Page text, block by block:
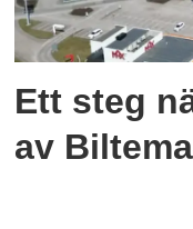
Ett steg
av